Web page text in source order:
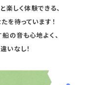
楽しく体験できる、
を待っています！
船の音も心地よく、
いなし！